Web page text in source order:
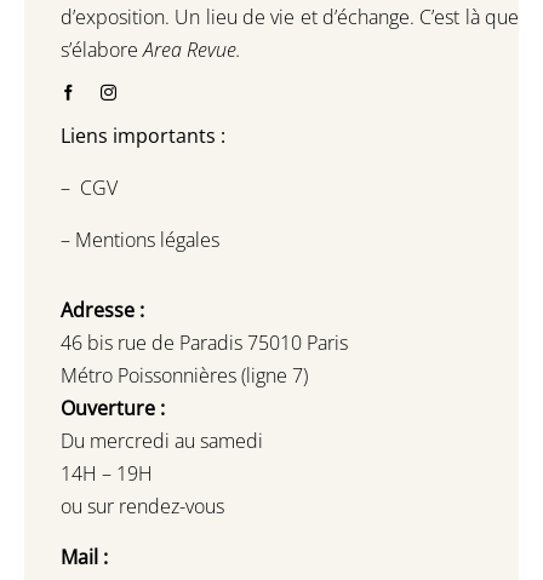
d’exposition. Un lieu de vie et d’échange. C’est là que
s’élaboreArea Revue.
Liens importants :
– CGV
– Mentions légales
Adresse :
46 bis rue de Paradis 75010 Paris
Métro Poissonnières (ligne 7)
Ouverture :
Du mercredi au samedi
14H – 19H
ou sur rendez-vous
Mail :